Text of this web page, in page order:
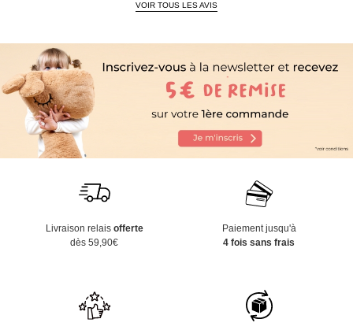
VOIR TOUS LES AVIS
Livraison relais offerte
dès 59,90€
Paiement jusqu'à
4 fois sans frais